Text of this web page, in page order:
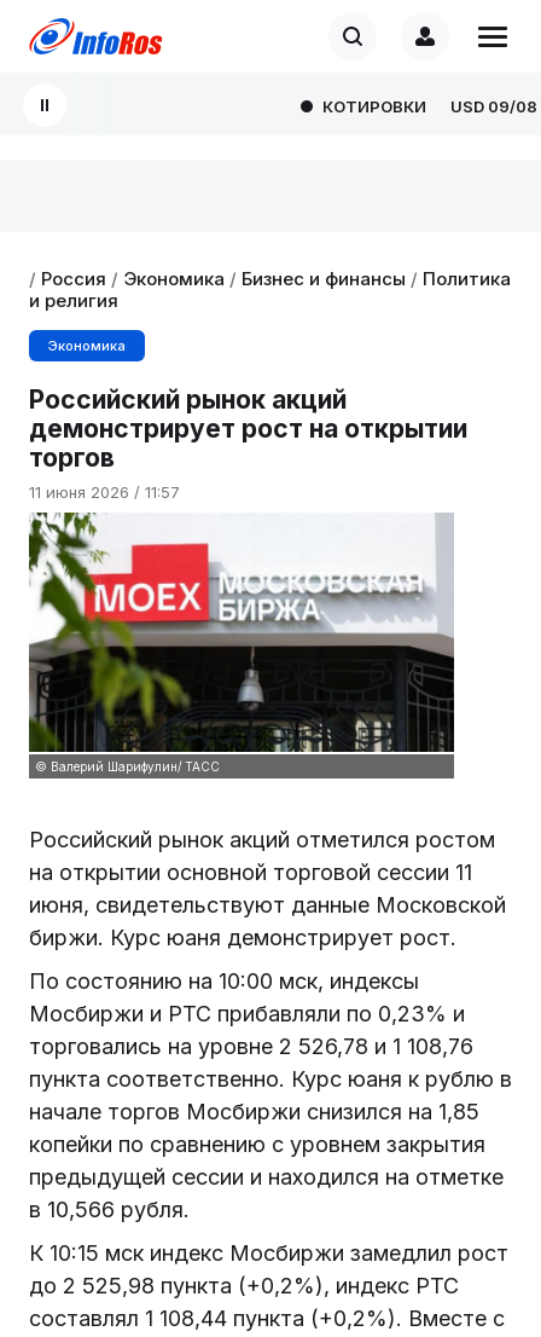
КОТИРОВКИ USD09/08
/ Россия / Экономика / Бизнес и финансы / Политика
и религия
Экономика
Российский рынок акций
демонстрирует рост на открытии
торгов
11 июня 2026 / 11:57
© Валерий Шарифулин/ ТАСС
Российский рынок акций отметился ростом
на открытии основной торговой сессии 11
июня, свидетельствуют данные Московской
биржи. Курс юаня демонстрирует рост.
По состоянию на 10:00 мск, индексы
Мосбиржи и РТС прибавляли по 0,23% и
торговались на уровне 2 526,78 и 1 108,76
пункта соответственно. Курс юаня к рублю в
начале торгов Мосбиржи снизился на 1,85
копейки по сравнению с уровнем закрытия
предыдущей сессии и находился на отметке
в 10,566 рубля.
К 10:15 мск индекс Мосбиржи замедлил рост
до 2 525,98 пункта (+0,2%), индекс РТС
составлял 1 108,44 пункта (+0,2%). Вместе с